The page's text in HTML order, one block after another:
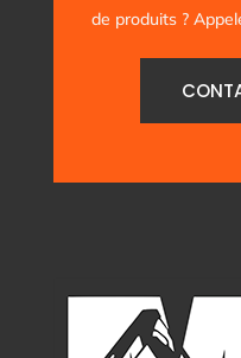
de produits ?